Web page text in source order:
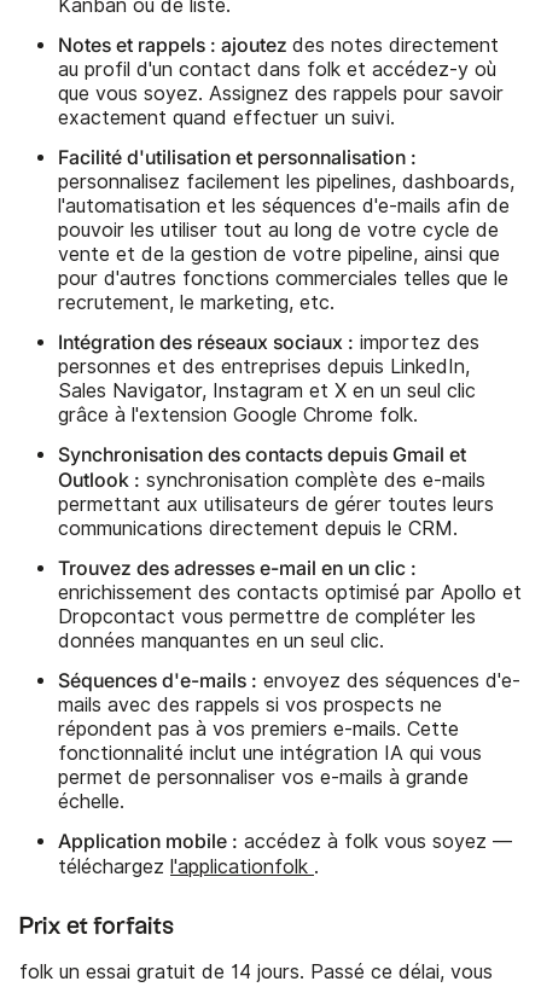
Kanban ou de liste.
Notes et rappels : ajoutez des notes directement
au profil d'un contact dans folk et accédez-y où
que vous soyez. Assignez des rappels pour savoir
exactement quand effectuer un suivi.
Facilité d'utilisation et personnalisation :
personnalisez facilement les pipelines, dashboards,
l'automatisation et les séquences d'e-mails afin de
pouvoir les utiliser tout au long de votre cycle de
vente et de la gestion de votre pipeline, ainsi que
pour d'autres fonctions commerciales telles que le
recrutement, le marketing, etc.
Intégration des réseaux sociaux : importez des
personnes et des entreprises depuis LinkedIn,
Sales Navigator, Instagram et X en un seul clic
grâce à l'extension Google Chrome folk.
Synchronisation des contacts depuis Gmail et
Outlook : synchronisation complète des e-mails
permettant aux utilisateurs de gérer toutes leurs
communications directement depuis le CRM.
Trouvez des adresses e-mail en un clic :
enrichissement des contacts optimisé par Apollo et
Dropcontact vous permettre de compléter les
données manquantes en un seul clic.
Séquences d'e-mails : envoyez des séquences d'e-
mails avec des rappels si vos prospects ne
répondent pas à vos premiers e-mails. Cette
fonctionnalité inclut une intégration IA qui vous
permet de personnaliser vos e-mails à grande
échelle.
Application mobile : accédez à folk vous soyez —
téléchargez l'applicationfolk .
Prix et forfaits
folk un essai gratuit de 14 jours. Passé ce délai, vous